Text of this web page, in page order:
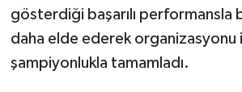
gösterdiği başarılı performansla
daha elde ederek organizasyonu
şampiyonlukla tamamladı.